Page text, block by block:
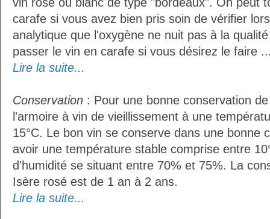
carafe si vous avez bien pris soin de vérifier
analytique que l'oxygène ne nuit pas à la
passer le vin en carafe si vous désirez le faire
Lire la suite...
Conservation : Pour une bonne conservation
l'armoire à vin de vieillissement à une
15°C. Le bon vin se conserve dans une bonne
avoir une température stable comprise entre
d'humidité se situant entre 70% et 75%. La
Isère rosé est de 1 an à 2 ans.
Lire la suite...